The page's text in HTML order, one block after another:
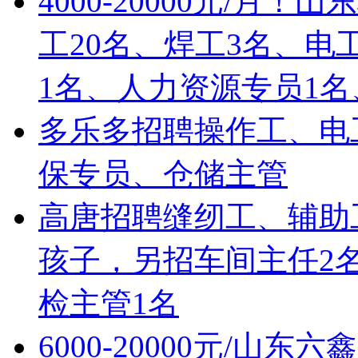
工20名、焊工3名、电
1名、人力资源专员1
多乐多招聘操作工、
保专员、仓储主管
高唐招聘缝纫工、辅
孩子，另招车间主任2
检主管1名
6000-20000元/山东六